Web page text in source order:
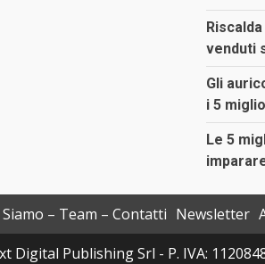
venduti
Gli
i 5
Le 5
Siamo – Team – Contatti Newsletter
Publishing Srl - P. IVA: